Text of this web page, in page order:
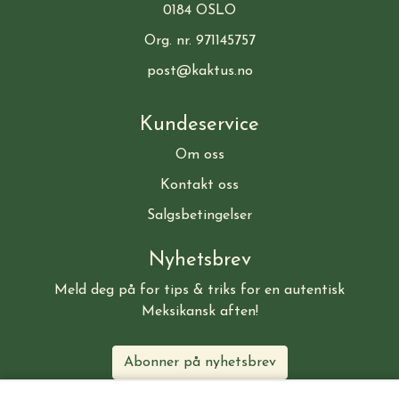
0184 OSLO
Org. nr. 971145757
post@kaktus.no
Kundeservice
Om oss
Kontakt oss
Salgsbetingelser
Nyhetsbrev
Meld deg på for tips & triks for en autentisk
Meksikansk aften!
Abonner på nyhetsbrev